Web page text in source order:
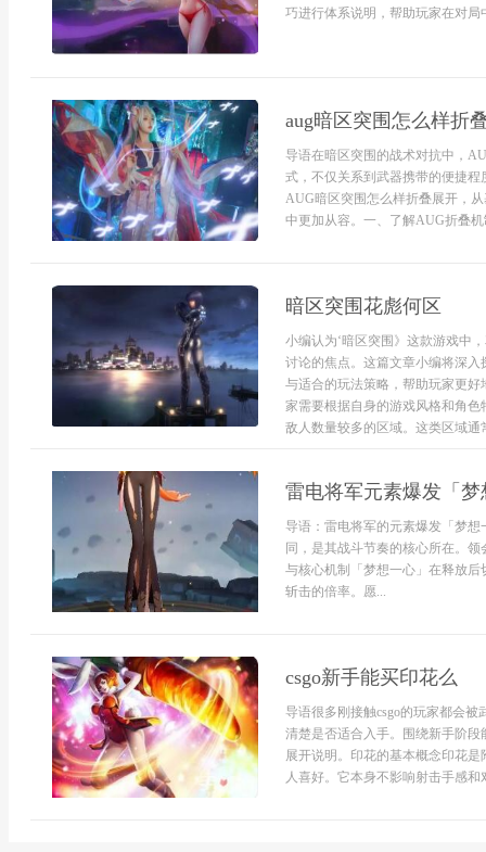
巧进行体系说明，帮助玩家在对局
aug暗区突围怎么样折
导语在暗区突围的战术对抗中，
式，不仅关系到武器携带的便捷
AUG暗区突围怎么样折叠展开，
中更加从容。一、了解AUG折叠
暗区突围花彪何区
小编认为‘暗区突围》这款游戏中
讨论的焦点。这篇文章小编将深
与适合的玩法策略，帮助玩家更好
家需要根据自身的游戏风格和角
敌人数量较多的区域。这类区域通
雷电将军元素爆发「
导语：雷电将军的元素爆发「梦
同，是其战斗节奏的核心所在。
与核心机制「梦想一心」在释放
斩击的倍率。愿...
csgo新手能买印花么
导语很多刚接触csgo的玩家都会
清楚是否适合入手。围绕新手阶
展开说明。印花的基本概念印花
人喜好。它本身不影响射击手感和